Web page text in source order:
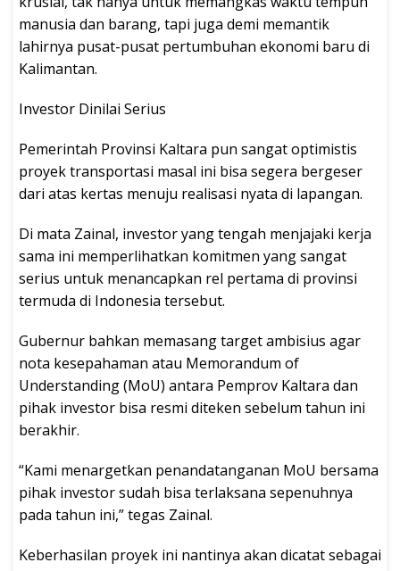
manusia dan barang, tapi juga demi memantik
lahirnya pusat-pusat pertumbuhan ekonomi baru di
Kalimantan.
Investor Dinilai Serius
Pemerintah Provinsi Kaltara pun sangat optimistis
proyek transportasi masal ini bisa segera bergeser
dari atas kertas menuju realisasi nyata di lapangan.
Di mata Zainal, investor yang tengah menjajaki kerja
sama ini memperlihatkan komitmen yang sangat
serius untuk menancapkan rel pertama di provinsi
termuda di Indonesia tersebut.
Gubernur bahkan memasang target ambisius agar
nota kesepahaman atau Memorandum of
Understanding (MoU) antara Pemprov Kaltara dan
pihak investor bisa resmi diteken sebelum tahun ini
berakhir.
“Kami menargetkan penandatanganan MoU bersama
pihak investor sudah bisa terlaksana sepenuhnya
pada tahun ini,” tegas Zainal.
Keberhasilan proyek ini nantinya akan dicatat sebagai